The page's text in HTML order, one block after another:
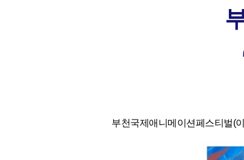
부천국제애니메이션페스티벌(